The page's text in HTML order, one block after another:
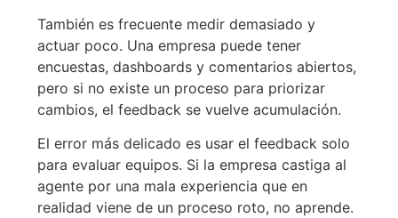
También es frecuente medir demasiado y
actuar poco. Una empresa puede tener
encuestas, dashboards y comentarios abiertos,
pero si no existe un proceso para priorizar
cambios, el feedback se vuelve acumulación.
El error más delicado es usar el feedback solo
para evaluar equipos. Si la empresa castiga al
agente por una mala experiencia que en
realidad viene de un proceso roto, no aprende.